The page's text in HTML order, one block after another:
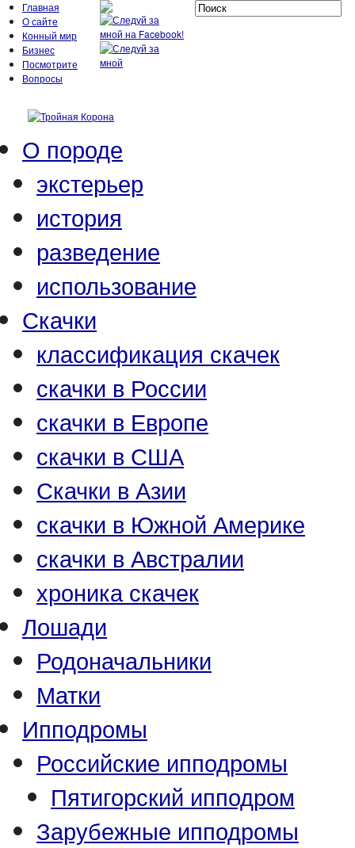
Главная
О сайте
Конный мир
Бизнес
Посмотрите
Вопросы
О породе
экстерьер
история
разведение
использование
Скачки
классификация скачек
скачки в России
скачки в Европе
скачки в США
Скачки в Азии
скачки в Южной Америке
скачки в Австралии
хроника скачек
Лошади
Родоначальники
Матки
Ипподромы
Российские ипподромы
Пятигорский ипподром
Зарубежные ипподромы